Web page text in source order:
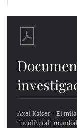
Axel Kaiser – El
“neoliberal” mundial